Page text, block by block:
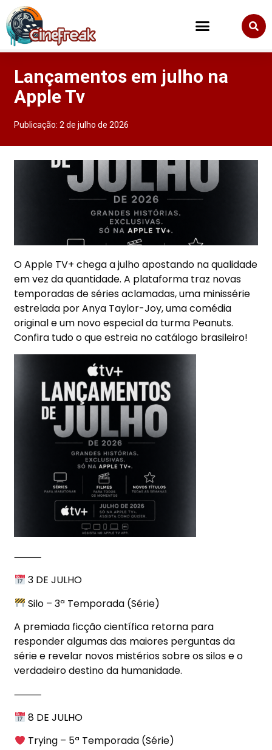
Lançamentos em julho na
Apple Tv
Publicação:2 de julho de 2026
O Apple TV+ chega a julho apostando na qualidade
em vez da quantidade. A plataforma traz novas
temporadas de séries aclamadas, uma minissérie
estrelada por Anya Taylor-Joy, uma comédia
original e um novo especial da turma Peanuts.
Confira tudo o que estreia no catálogo brasileiro!
⸻
3 DE JULHO
Silo – 3ª Temporada (Série)
A premiada ficção científica retorna para
responder algumas das maiores perguntas da
série e revelar novos mistérios sobre os silos e o
verdadeiro destino da humanidade.
⸻
8 DE JULHO
Trying – 5ª Temporada (Série)